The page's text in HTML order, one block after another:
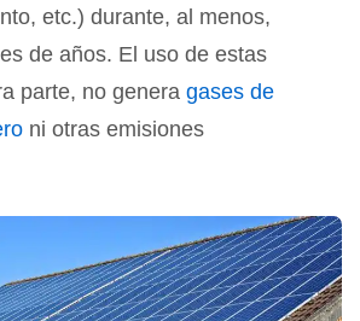
etc.) durante, al menos,
de años. El uso de estas
parte, no genera gases de
ni otras emisiones